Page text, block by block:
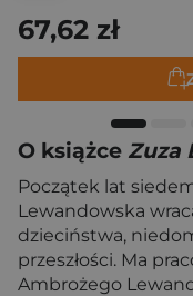
67,62 zł
O książce Zuza
Początek lat
Lewandowska
dzieciństwa,
przeszłości. Ma
Ambrożego